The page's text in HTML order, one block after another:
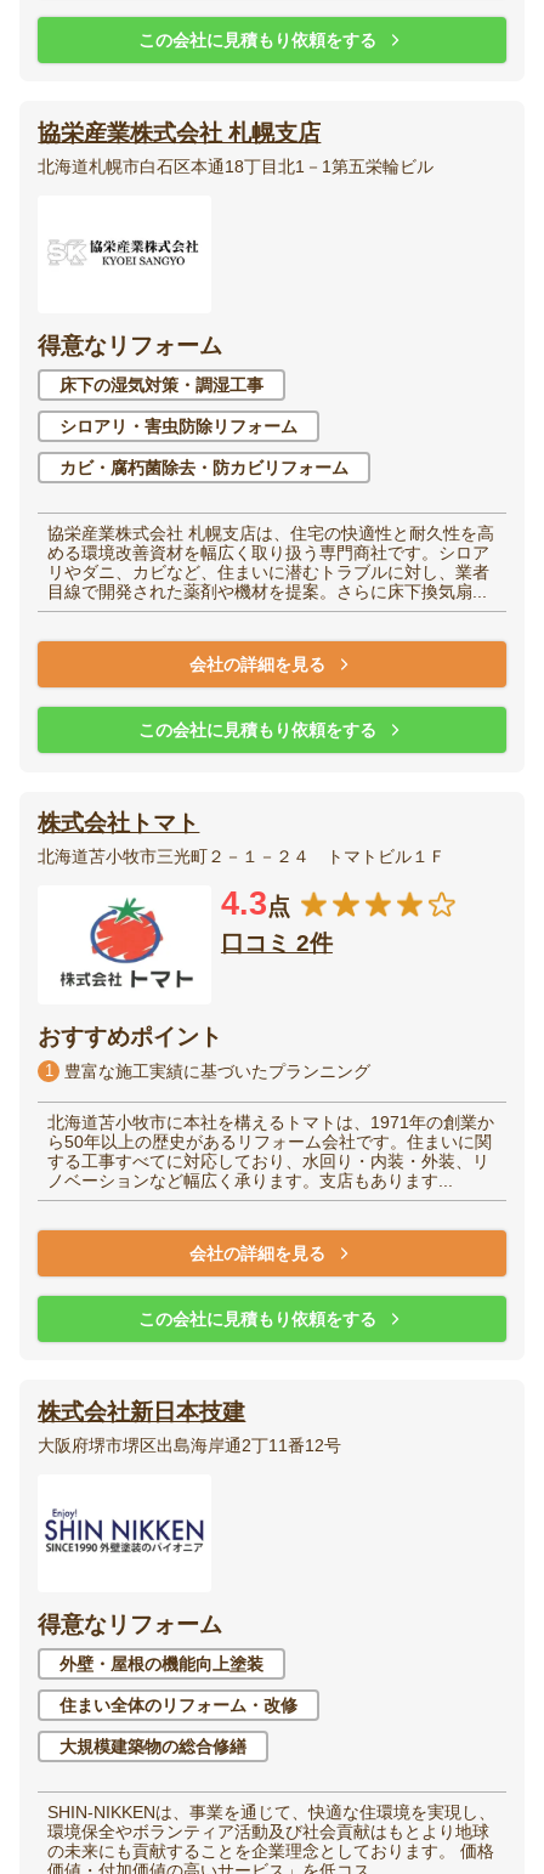
この会社に見積もり依頼をする
協栄産業株式会社 札幌支店
北海道札幌市白石区本通18丁目北1－1第五栄輪ビル
得意なリフォーム
床下の湿気対策・調湿工事
シロアリ・害虫防除リフォーム
カビ・腐朽菌除去・防カビリフォーム
協栄産業株式会社 札幌支店は、住宅の快適性と耐久性を高
める環境改善資材を幅広く取り扱う専門商社です。シロア
リやダニ、カビなど、住まいに潜むトラブルに対し、業者
目線で開発された薬剤や機材を提案。さらに床下換気扇...
会社の詳細を見る
この会社に見積もり依頼をする
株式会社トマト
北海道苫小牧市三光町２－１－２４ トマトビル１Ｆ
4.3点
口コミ 2件
おすすめポイント
1 豊富な施工実績に基づいたプランニング
北海道苫小牧市に本社を構えるトマトは、1971年の創業か
ら50年以上の歴史があるリフォーム会社です。住まいに関
する工事すべてに対応しており、水回り・内装・外装、リ
ノベーションなど幅広く承ります。支店もあります...
会社の詳細を見る
この会社に見積もり依頼をする
株式会社新日本技建
大阪府堺市堺区出島海岸通2丁11番12号
得意なリフォーム
外壁・屋根の機能向上塗装
住まい全体のリフォーム・改修
大規模建築物の総合修繕
SHIN-NIKKENは、事業を通じて、快適な住環境を実現し、
環境保全やボランティア活動及び社会貢献はもとより地球
の未来にも貢献することを企業理念としております。 価格